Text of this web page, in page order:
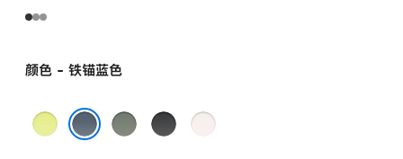
颜色 - 铁锚蓝色
霓
灰
黑
淡